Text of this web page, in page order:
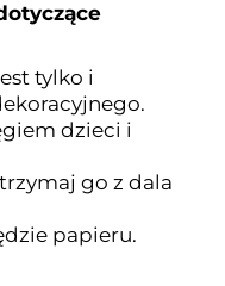
tylko i
dzieci i
go z dala
papieru.